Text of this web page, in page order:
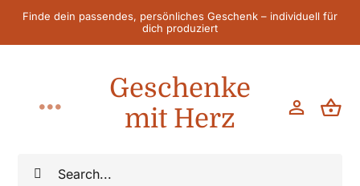
ZumFinde dein passendes, persönliches Geschenk – individuell für
dich produziert
Suche
Toggle
Navigation
Geschenke
mit Herz